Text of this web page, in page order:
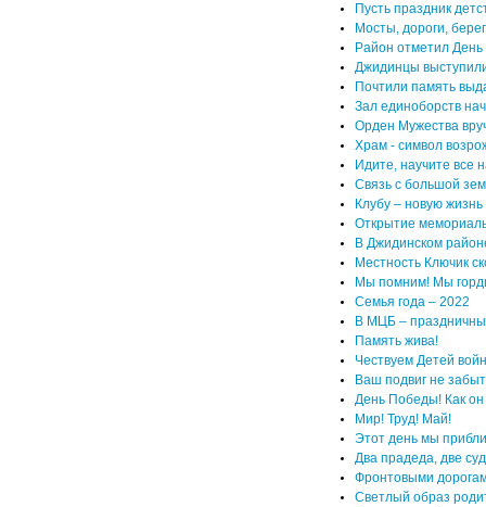
Пусть праздник
Мосты, дороги,
Район отметил
Джидинцы
Почтили память
Зал единоборств
Орден Мужества
Храм - символ
Идите, научите все
Связь с большой
Клубу – новую жизнь
Открытие
В Джидинском
Местность Ключик
Мы помним! Мы
Семья года – 2022
В МЦБ –
Память жива!
Чествуем Детей
Ваш подвиг не
День Победы! Как
Мир! Труд! Май!
Этот день мы
Два прадеда, две
Фронтовыми
Светлый образ